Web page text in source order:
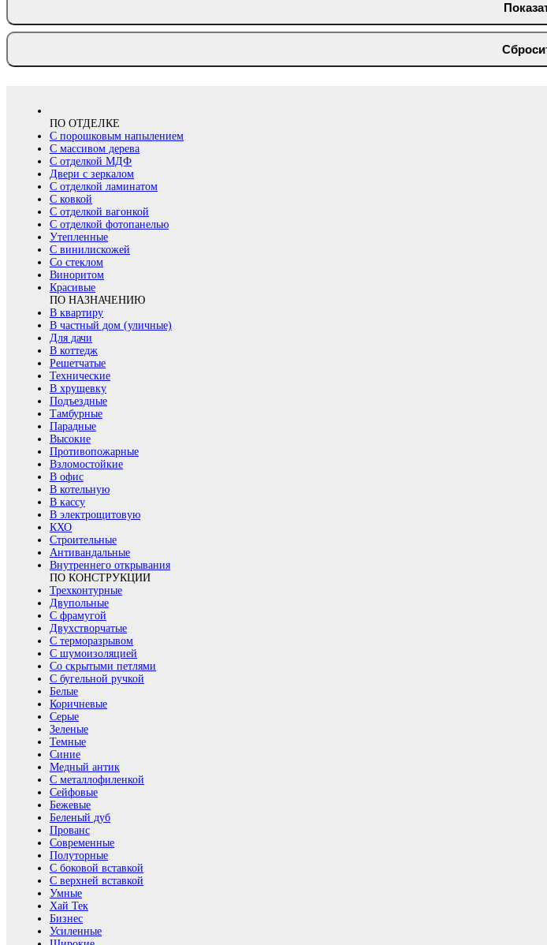
ПО ОТДЕЛКЕ
С порошковым напылением
С массивом дерева
С отделкой МДФ
Двери с зеркалом
С отделкой ламинатом
С ковкой
С отделкой вагонкой
С отделкой фотопанелью
Утепленные
С винилискожей
Со стеклом
Виноритом
Красивые
ПО НАЗНАЧЕНИЮ
В квартиру
В частный дом (уличные)
Для дачи
В коттедж
Решетчатые
Технические
В хрущевку
Подъездные
Тамбурные
Парадные
Высокие
Противопожарные
Взломостойкие
В офис
В котельную
В кассу
В электрощитовую
КХО
Строительные
Антивандальные
Внутреннего открывания
ПО КОНСТРУКЦИИ
Трехконтурные
Двупольные
С фрамугой
Двухстворчатые
С терморазрывом
С шумоизоляцией
Со скрытыми петлями
С бугельной ручкой
Белые
Коричневые
Серые
Зеленые
Темные
Синие
Медный антик
С металлофиленкой
Сейфовые
Бежевые
Беленый дуб
Прованс
Современные
Полуторные
С боковой вставкой
С верхней вставкой
Умные
Хай Тек
Бизнес
Усиленные